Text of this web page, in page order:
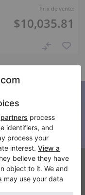
Prix de vente:
$10,035.81
de Klaviano